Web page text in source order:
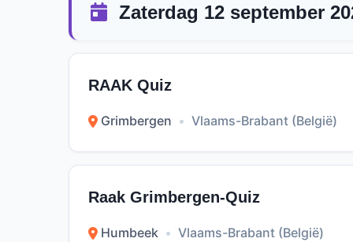
Zaterdag 12 september
RAAK Quiz
Grimbergen • Vlaams-Brabant (België)
Raak Grimbergen-Quiz
Humbeek • Vlaams-Brabant (België)